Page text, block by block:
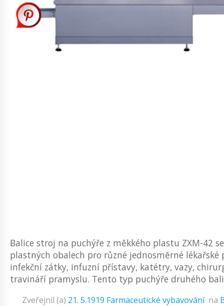
Balice stroj na puchýře z měkkého plastu ZXM-42
plastných obalech pro různé jednosměrné
infekční zátky, infuzní přístavy, katétry, vazy,
travináří pramyslu. Tento typ puchýře druhého
Zveřejnil (a) 21. 5.1919 Farmaceutické vybavování na